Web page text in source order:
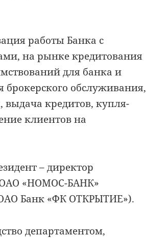
работы Банка с
на рынке кредитования
для банка и
обслуживания,
выдача кредитов, купля-
клиентов на
– директор
ОАО «НОМОС-БАНК»
Банк «ФК ОТКРЫТИЕ»).
департаментом,